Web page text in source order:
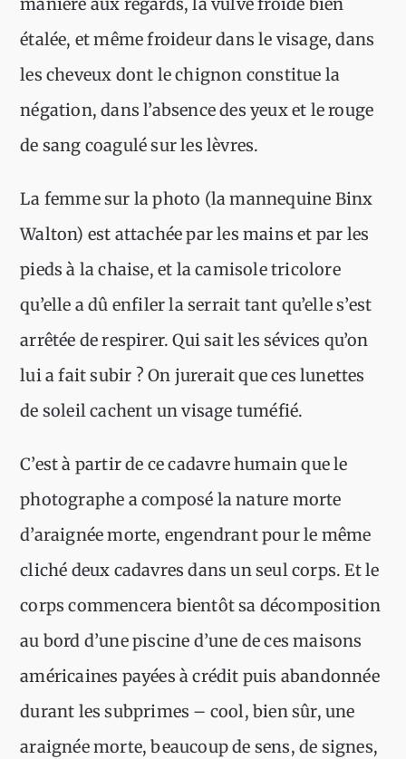
manière aux regards, la vulve froide bien
étalée, et même froideur dans le visage, dans
les cheveux dont le chignon constitue la
négation, dans l’absence des yeux et le rouge
de sang coagulé sur les lèvres.
La femme sur la photo (la mannequine Binx
Walton) est attachée par les mains et par les
pieds à la chaise, et la camisole tricolore
qu’elle a dû enfiler la serrait tant qu’elle s’est
arrêtée de respirer. Qui sait les sévices qu’on
lui a fait subir ? On jurerait que ces lunettes
de soleil cachent un visage tuméfié.
C’est à partir de ce cadavre humain que le
photographe a composé la nature morte
d’araignée morte, engendrant pour le même
cliché deux cadavres dans un seul corps. Et le
corps commencera bientôt sa décomposition
au bord d’une piscine d’une de ces maisons
américaines payées à crédit puis abandonnée
durant les subprimes – cool, bien sûr, une
araignée morte, beaucoup de sens, de signes,